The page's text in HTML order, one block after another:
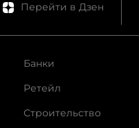
Перейти в Дзен
Банки
Ретейл
Строительство